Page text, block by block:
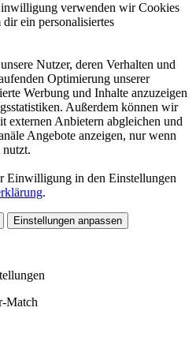
verwenden wir Cookies
ein personalisiertes
Nutzer, deren Verhalten und
Optimierung unserer
Werbung und Inhalte anzuzeigen
Außerdem können wir
externen Anbietern abgleichen und
Angebote anzeigen, nur wenn
nutzt.
Einwilligung in den Einstellungen
.
Einstellungen anpassen
Match